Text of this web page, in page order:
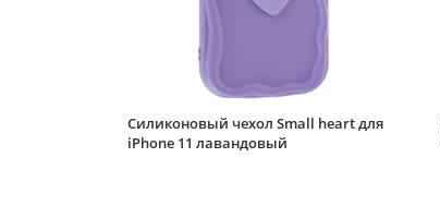
Силиконовый чехол Small heart для
iPhone 11 лавандовый